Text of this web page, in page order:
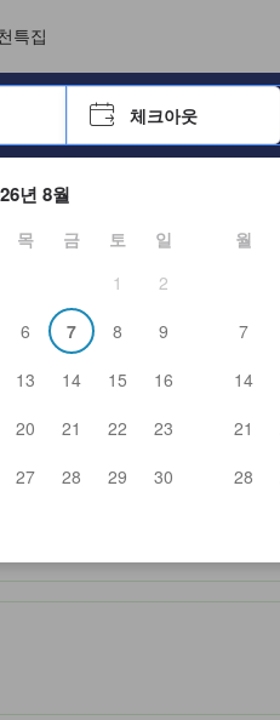
특집
키를 눌러 선택하세요.
체크아웃
를 여세요. 방향키를 사용해 체크
년 8월
목 금 토
일
1
2
6 7 8
9
13 14 15
16
20 21 22
23
27 28 29
30
월
7
14
21
28
이트에서 제공한 성급입니다.
기